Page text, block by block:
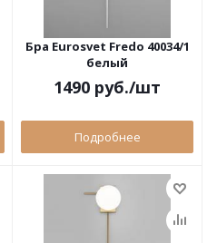
Бра Eurosvet Fredo 40034/1
белый
1490 руб./шт
Подробнее